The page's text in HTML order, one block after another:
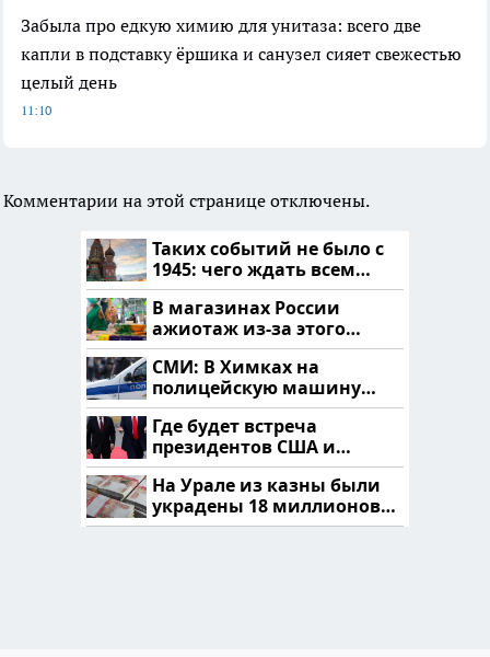
Забыла про едкую химию для унитаза: всего две
капли в подставку ёршика и санузел сияет свежестью
целый день
11:10
Комментарии на этой странице отключены.
Таких событий не было с
1945: чего ждать всем
нам?
В магазинах России
ажиотаж из-за этого
продукта: что купить?
СМИ: В Химках на
полицейскую машину
напали и подожгли.
Где будет встреча
президентов США и
России: Европа?
На Урале из казны были
украдены 18 миллионов
рублей